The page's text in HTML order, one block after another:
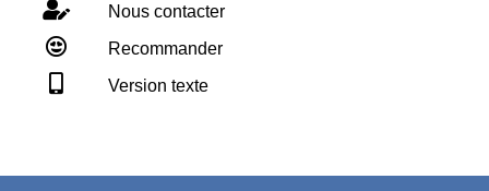
Nous contacter
Recommander
Version texte